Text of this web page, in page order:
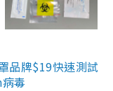
品牌$19快速測試
毒